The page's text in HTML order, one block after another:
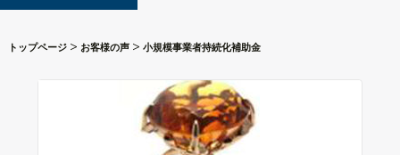
トップページ> お客様の声> 小規模事業者持続化補助金